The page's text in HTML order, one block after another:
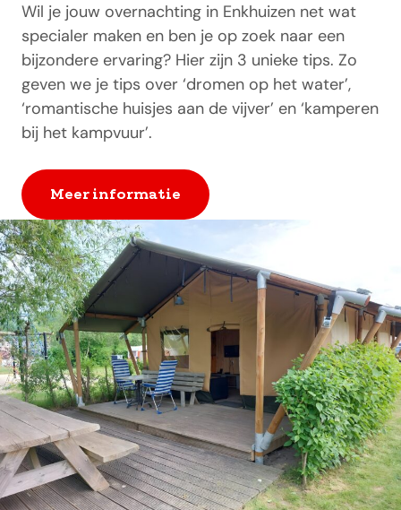
Wil je jouw overnachting in Enkhuizen net wat
specialer maken en ben je op zoek naar een
bijzondere ervaring? Hier zijn 3 unieke tips. Zo
geven we je tips over ‘dromen op het water’,
‘romantische huisjes aan de vijver’ en ‘kamperen
bij het kampvuur’.
Meer informatie